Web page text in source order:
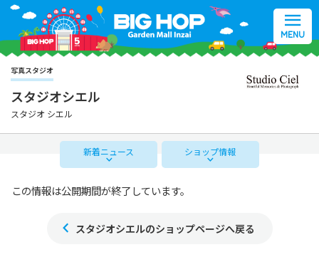
MENU
写真スタジオ
スタジオシエル
スタジオ シエル
新着ニュース ショップ情報
この情報は公開期間が終了しています。
スタジオシエルのショップページへ戻る